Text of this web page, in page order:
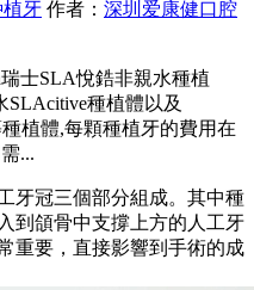
植牙 作者： 深圳爱康健口腔
士SLA悅鋯非親水種植
SLAcitive種植體以及
植體,每顆種植牙的費用在
...
冠三個部分組成。其中種
到頜骨中支撐上方的人工牙
重要，直接影響到手術的成